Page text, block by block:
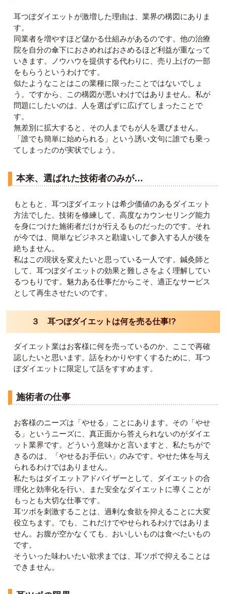
耳つぼダイエットが激増した理由は、業界の構図にありま
す。
同業者を増やすほど儲かる仕組みがあるのです。他の治療
院を自分の傘下におさめればおさめるほど利益が重なって
いきます。ノウハウを提供する代わりに、売り上げの一部
をもらうというわけです。
似たようなことはこの業種に限ったことではないでしょ
う。ですから、この構図が悪いわけではありません。私が
問題にしたいのは、人を選ばずに広げてしまったことで
す。
無差別に拡大すると、その人までもが人を選びません。
「誰でも簡単に始められる」という誘い文句に誰でも乗っ
てしまったのが実状でしょう。
本来、選ばれた技術者のみが…
もともと、耳つぼダイエットは希少価値のあるダイエット
方法でした。技術を修練して、高度なカウンセリング能力
を身につけた施術者だけが行えるものだったのです。それ
が今では、簡単なビジネスと勘違いして参入する人が後を
絶ちません。
私はこの現状を変えたいと思っている一人です。鍼灸師と
して、耳つぼダイエットの効果と難しさをよく理解してい
るつもりです。魅力ある仕事だからこそ、適正なサービス
として再生させたいのです。
３ 耳つぼダイエットは何を売る仕事!?
ダイエット業はお客様に何を売っているのか、ここで再確
認したいと思います。話をわかりやすくするために、耳つ
ぼダイエットに限定して話をすすめます。
施術者の仕事
お客様のニーズは「やせる」ことにあります。その「やせ
る」というニーズに、真正面から答えられないのがダイエ
ット業界です。どういう意味かと言いますと、私たちがで
きるのは、「やせるお手伝い」のみです。やせた体を与え
られるわけではありません。
私たちはダイエットアドバイザーとして、ダイエットの合
理化と効率化を行い、また安全なダイエットに導くことが
もっとも大切な仕事です。
耳ツボを刺激することは、過剰な食欲を抑えることに大変
役立ちます。でも、これだけでやせられるわけではありま
せん。お腹が空かなくても、おいしいものは食べたいもの
です。
そういった味わいたい欲求までは、耳ツボで抑えることは
できません。